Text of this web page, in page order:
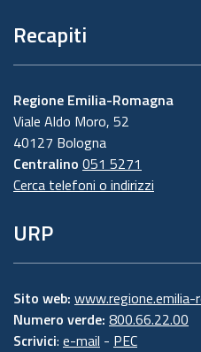
Recapiti
Regione Emilia-Romagna
Viale Aldo Moro, 52
40127 Bologna
Centralino 051 5271
Cerca telefoni o indirizzi
URP
Sito web:
Numero verde: 800.66.22.00
Scrivici: e-mail - PEC